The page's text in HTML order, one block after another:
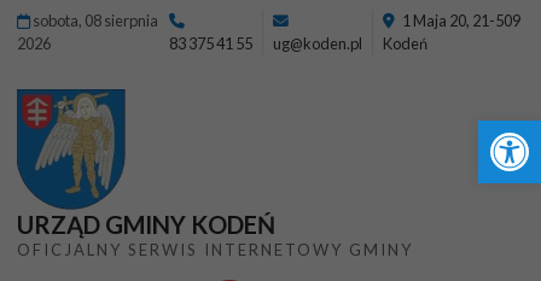
sobota, 08 sierpnia
2026
83 375 41 55 ug@koden.pl
1 Maja 20, 21-509
Kodeń
URZĄD GMINY KODEŃ
OFICJALNY SERWIS INTERNETOWY GMINY